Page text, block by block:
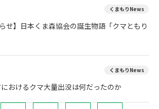
くまもりNews
せ】日本くま森協会の誕生物語「クマともり
くまもりNews
おけるクマ大量出没は何だったのか